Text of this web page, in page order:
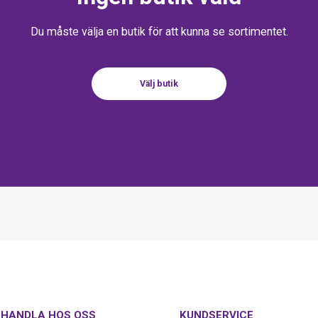
Du måste välja en butik för att kunna se sortimentet.
Välj butik
HANDLA HOS OSS KUNDSERVICE